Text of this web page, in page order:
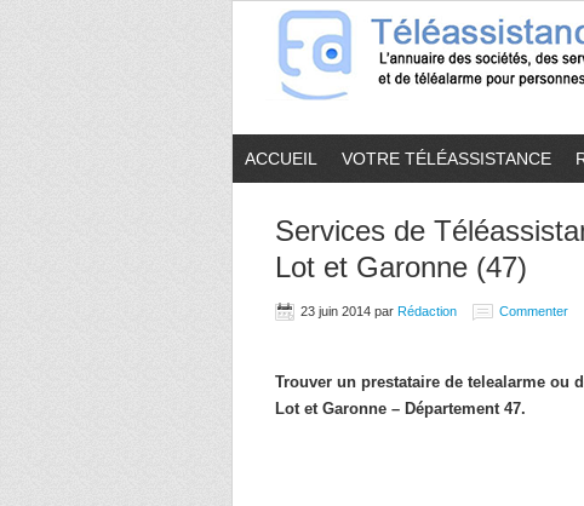
ACCUEIL VOTRE TÉLÉASSISTANCE
Services de
Lot et Garonne (47)
23 juin 2014 par Rédaction Commenter
Trouver un prestataire de telealarme ou
Lot et Garonne – Département 47.